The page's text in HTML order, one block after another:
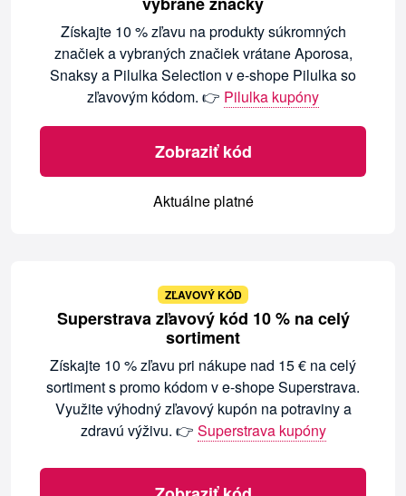
Získajte 10 % zľavu na produkty súkromných
značiek a vybraných značiek vrátane Aporosa,
Snaksy a Pilulka Selection v e-shope Pilulka so
zľavovým kódom. 👉 Pilulka kupóny
Zobraziť kód
Aktuálne platné
ZĽAVOVÝ KÓD
Superstrava zľavový kód 10 % na celý
sortiment
Získajte 10 % zľavu pri nákupe nad 15 € na celý
sortiment s promo kódom v e-shope Superstrava.
Využite výhodný zľavový kupón na potraviny a
zdravú výživu. 👉 Superstrava kupóny